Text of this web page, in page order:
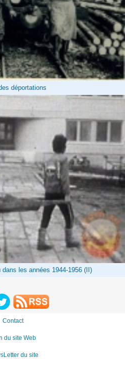
déportations
les années 1944-1956 (II)
Contact
du site Web
du site